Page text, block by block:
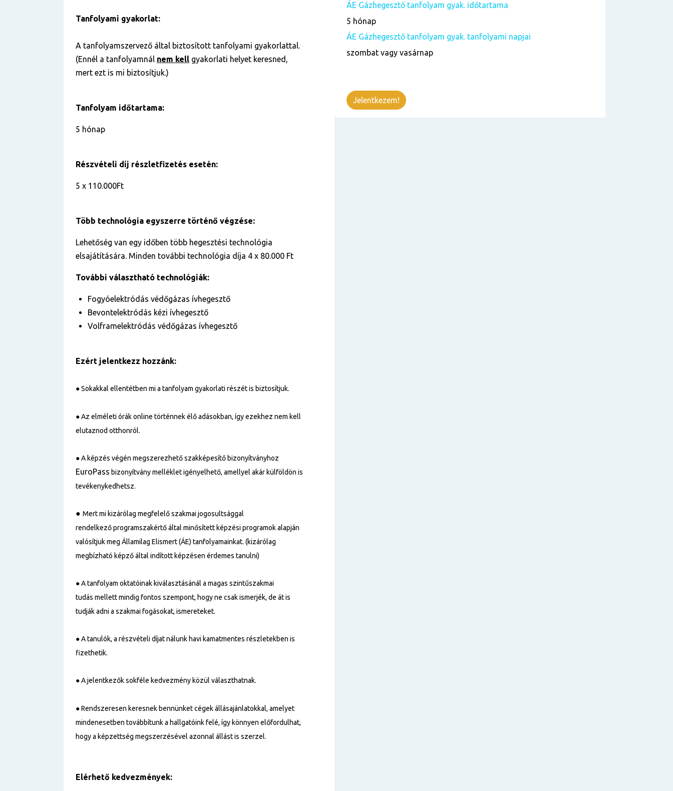
Tanfolyami gyakorlat:
A tanfolyamszervező által biztosított tanfolyami gyakorlattal.
(Ennél a tanfolyamnál nem kell gyakorlati helyet keresned,
mert ezt is mi biztosítjuk.)
Tanfolyam időtartama:
5 hónap
Részvételi díj részletfizetés esetén:
5 x 110.000Ft
Több technológia egyszerre történő végzése:
Lehetőség van egy időben több hegesztési technológia
elsajátítására. Minden további technológia díja 4 x 80.000 Ft
További választható technológiák:
Fogyóelektródás védőgázas ívhegesztő
Bevontelektródás kézi ívhegesztő
Volframelektródás védőgázas ívhegesztő
Ezért jelentkezz hozzánk:
●Sokakkal ellentétben mi a tanfolyam gyakorlati részét is biztosítjuk.
● Az elméleti órák online történnek élő adásokban, így ezekhez nem kell
elutaznod otthonról.
●A képzés végén megszerezhető szakképesítő bizonyítványhoz
EuroPass bizonyítvány melléklet igényelhető, amellyel akár külföldön is
tevékenykedhetsz.
● Mert mi kizárólag megfelelő szakmai jogosultsággal
rendelkező programszakértő által minősített képzési programok alapján
valósítjuk meg Államilag Elismert (ÁE) tanfolyamainkat. (kizárólag
megbízható képző által indított képzésen érdemes tanulni)
● A tanfolyam oktatóinak kiválasztásánál a magas szintűszakmai
tudás mellett mindig fontos szempont, hogy ne csak ismerjék, de át is
tudják adni a szakmai fogásokat, ismereteket.
● A tanulók, a részvételi díjat nálunk havi kamatmentes részletekben is
fizethetik.
● A jelentkezők sokféle kedvezmény közül választhatnak.
● Rendszeresen keresnek bennünket cégek állásajánlatokkal, amelyet
mindenesetben továbbítunk a hallgatóink felé, így könnyen előfordulhat,
hogy a képzettség megszerzésével azonnal állást is szerzel.
Elérhető kedvezmények:
ÁE Gázhegesztő tanfolyam gyak. időtartama
5 hónap
ÁE Gázhegesztő tanfolyam gyak. tanfolyami napjai
szombat vagy vasárnap
Jelentkezem!